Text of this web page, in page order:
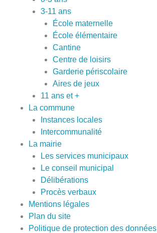
3-11 ans
École maternelle
École élémentaire
Cantine
Centre de loisirs
Garderie périscolaire
Aires de jeux
11 ans et +
La commune
Instances locales
Intercommunalité
La mairie
Les services municipaux
Le conseil municipal
Délibérations
Procès verbaux
Mentions légales
Plan du site
Politique de protection des données